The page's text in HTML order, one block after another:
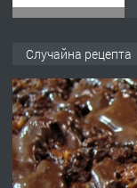
ПРЕДЛАГА
Случайна рецепта